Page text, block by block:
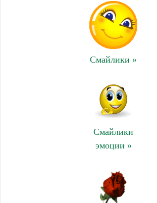
Смайлики »
Смайлики
эмоции »